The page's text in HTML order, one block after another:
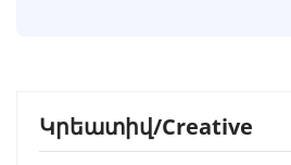
Կրեատիվ/Creative